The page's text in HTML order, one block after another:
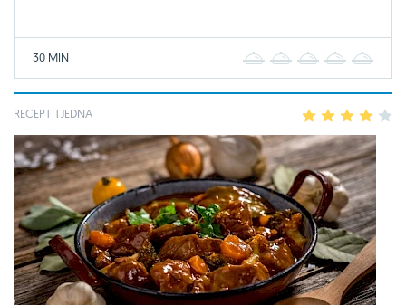
30 MIN 2 3 4
RECEPT TJEDNA 2 3 4